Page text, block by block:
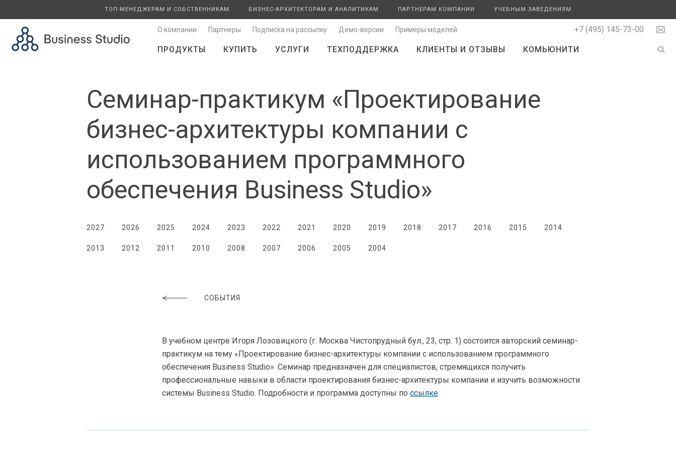
ТОП-МЕНЕДЖЕРАМ И СОБСТВЕННИКАМ БИЗНЕС-АРХИТЕКТОРАМ И АНАЛИТИКАМ ПАРТНЕРАМ КОМПАНИИ УЧЕБНЫМ ЗАВЕДЕНИЯМ
+7 (495) 145-73-00
О компании Партнеры Подписка на рассылку Демо-версии Примеры моделей
ПРОДУКТЫ КУПИТЬ УСЛУГИ ТЕХПОДДЕРЖКА КЛИЕНТЫ И ОТЗЫВЫ КОМЬЮНИТИ
Семинар-практикум «Проектирование
бизнес-архитектуры компании с
использованием программного
обеспечения Business Studio»
2027 2026 2025 2024 2023 2022 2021 2020 2019 2018 2017 2016 2015 2014
2013 2012 2011 2010 2008 2007 2006 2005 2004
СОБЫТИЯ
В учебном центре Игоря Лозовицкого (г. Москва Чистопрудный бул., 23, стр. 1) состоится авторский семинар-
практикум на тему «Проектирование бизнес-архитектуры компании с использованием программного
обеспечения Business Studio». Семинар предназначен для специалистов, стремящихся получить
профессиональные навыки в области проектирования бизнес-архитектуры компании и изучить возможности
системы Business Studio. Подробности и программа доступны по ссылке.